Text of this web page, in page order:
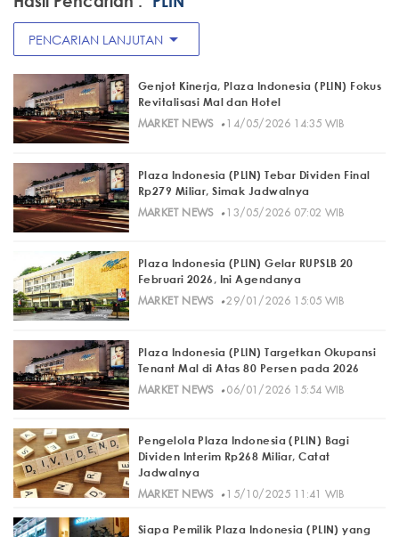
PENCARIAN LANJUTAN arrow_drop_down
Genjot Kinerja, Plaza Indonesia (PLIN) Fokus
Revitalisasi Mal dan Hotel
MARKET NEWS· 14/05/2026 14:35 WIB
Plaza Indonesia (PLIN) Tebar Dividen Final
Rp279 Miliar, Simak Jadwalnya
MARKET NEWS· 13/05/2026 07:02 WIB
Plaza Indonesia (PLIN) Gelar RUPSLB 20
Februari 2026, Ini Agendanya
MARKET NEWS· 29/01/2026 15:05 WIB
Plaza Indonesia (PLIN) Targetkan Okupansi
Tenant Mal di Atas 80 Persen pada 2026
MARKET NEWS· 06/01/2026 15:54 WIB
Pengelola Plaza Indonesia (PLIN) Bagi
Dividen Interim Rp268 Miliar, Catat
Jadwalnya
MARKET NEWS· 15/10/2025 11:41 WIB
Siapa Pemilik Plaza Indonesia (PLIN) yang